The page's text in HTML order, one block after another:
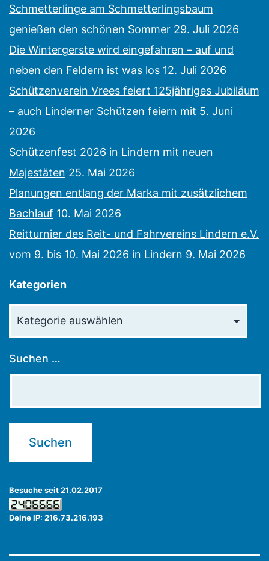
Schmetterlinge am Schmetterlingsbaum
genießen den schönen Sommer 29. Juli 2026
Die Wintergerste wird eingefahren – auf und
neben den Feldern ist was los 12. Juli 2026
Schützenverein Vrees feiert 125jähriges Jubiläum
– auch Linderner Schützen feiern mit 5. Juni
2026
Schützenfest 2026 in Lindern mit neuen
Majestäten 25. Mai 2026
Planungen entlang der Marka mit zusätzlichem
Bachlauf 10. Mai 2026
Reitturnier des Reit- und Fahrvereins Lindern e.V.
vom 9. bis 10. Mai 2026 in Lindern 9. Mai 2026
Kategorien
Suchen …
Besuche seit 21.02.2017
Deine IP: 216.73.216.193